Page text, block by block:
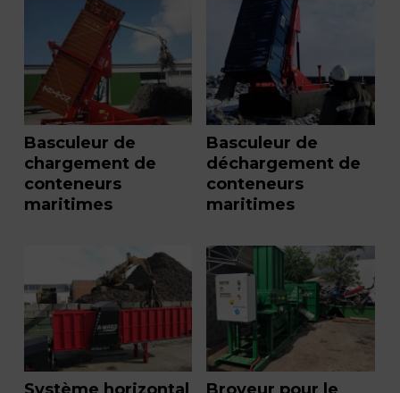
Basculeur de
chargement de
conteneurs
maritimes
Basculeur de
déchargement de
conteneurs
maritimes